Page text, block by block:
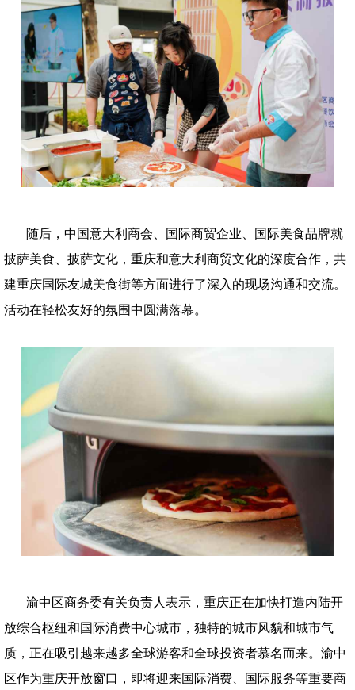
随后，中国意大利商会、国际商贸企业、国际美食品牌就
披萨美食、披萨文化，重庆和意大利商贸文化的深度合作，共
建重庆国际友城美食街等方面进行了深入的现场沟通和交流。
活动在轻松友好的氛围中圆满落幕。
渝中区商务委有关负责人表示，重庆正在加快打造内陆开
放综合枢纽和国际消费中心城市，独特的城市风貌和城市气
质，正在吸引越来越多全球游客和全球投资者慕名而来。渝中
区作为重庆开放窗口，即将迎来国际消费、国际服务等重要商